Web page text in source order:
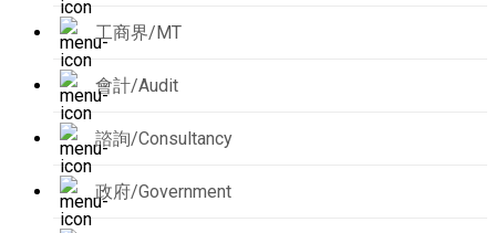
工商界/MT
會計/Audit
諮詢/Consultancy
政府/Government